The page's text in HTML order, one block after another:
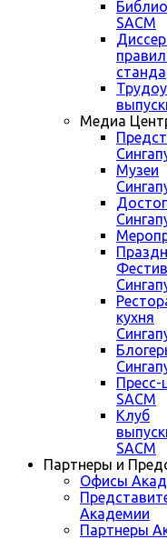
SACM
Медиа
Музеи
кухня
Пресс-
SACM
Клуб
SACM
Партнеры и
Офисы
Академии
Партнеры